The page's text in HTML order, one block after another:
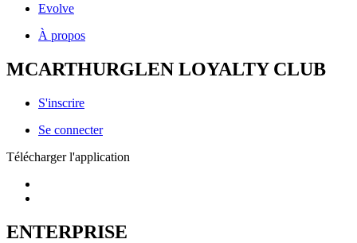
Evolve
À propos
MCARTHURGLEN LOYALTY CLUB
S'inscrire
Se connecter
Télécharger l'application
ENTERPRISE